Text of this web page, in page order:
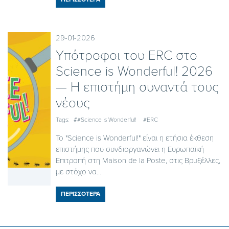
29-01-2026
Υπότροφοι του ERC στο
Science is Wonderful! 2026
— Η επιστήμη συναντά τους
νέους
Tags: ##Science is Wonderful! #ERC
Το "Science is Wonderful!" είναι η ετήσια έκθεση
επιστήμης που συνδιοργανώνει η Ευρωπαϊκή
Επιτροπή στη Maison de la Poste, στις Βρυξέλλες,
με στόχο να...
ΠΕΡΙΣΣΟΤΕΡΑ